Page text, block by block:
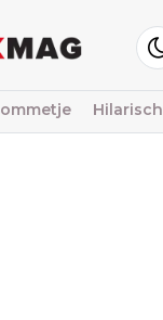
Hilarisch